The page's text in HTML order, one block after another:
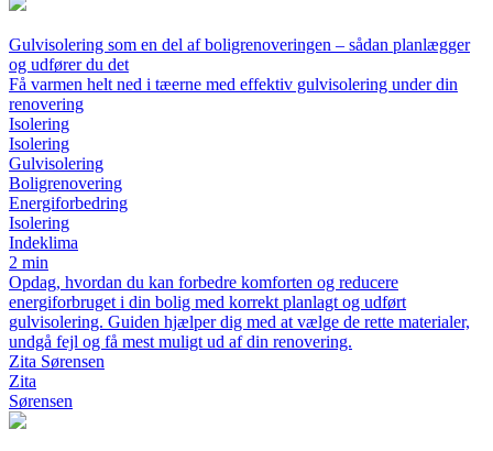
Gulvisolering som en del af boligrenoveringen – sådan planlægger
og udfører du det
Få varmen helt ned i tæerne med effektiv gulvisolering under din
renovering
Isolering
Isolering
Gulvisolering
Boligrenovering
Energiforbedring
Isolering
Indeklima
2 min
Opdag, hvordan du kan forbedre komforten og reducere
energiforbruget i din bolig med korrekt planlagt og udført
gulvisolering. Guiden hjælper dig med at vælge de rette materialer,
undgå fejl og få mest muligt ud af din renovering.
Zita Sørensen
Zita
Sørensen